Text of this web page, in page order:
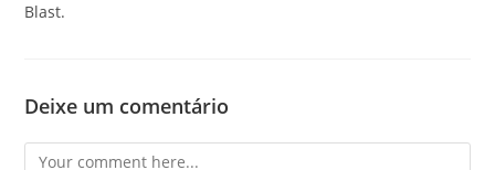
Blast.
Deixe um comentário